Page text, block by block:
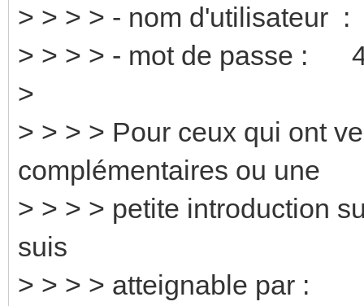
> > > > - nom d'utilisateur :
> > > > - mot de passe :
>
> > > > Pour ceux qui ont
complémentaires ou une
> > > > petite introduction
suis
> > > > atteignable par :